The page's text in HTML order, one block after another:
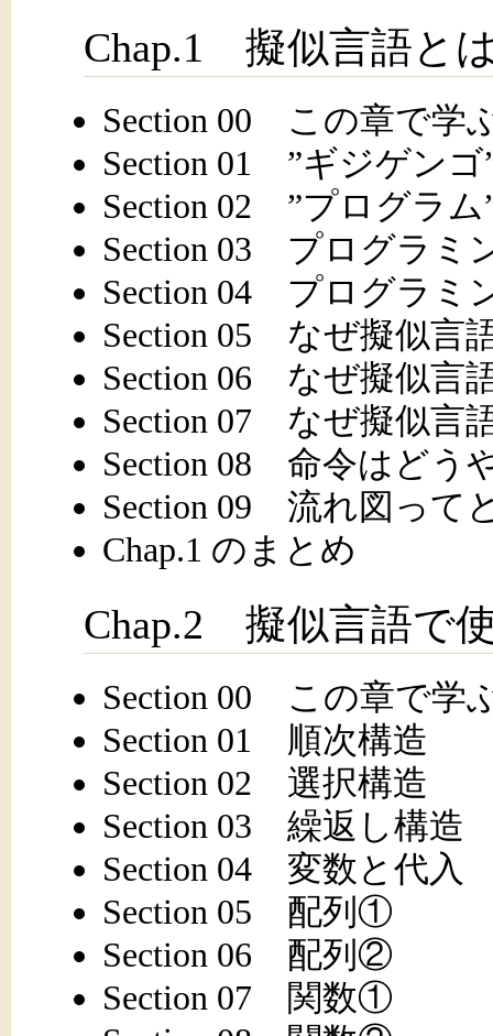
Chap.1 擬似言語と
Section 00 この章で学
Section 01 ”ギジゲンゴ
Section 02 ”プログラム
Section 03 プログラミ
Section 04 プログラミ
Section 05 なぜ擬似言
Section 06 なぜ擬似言
Section 07 なぜ擬似言
Section 08 命令はどう
Section 09 流れ図って
Chap.1 のまとめ
Chap.2 擬似言語で
Section 00 この章で学
Section 01 順次構造
Section 02 選択構造
Section 03 繰返し構造
Section 04 変数と代入
Section 05 配列①
Section 06 配列②
Section 07 関数①